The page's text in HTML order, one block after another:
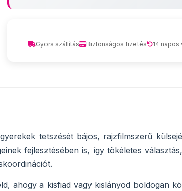
Gyors szállítás Biztonságos fizetés 14 napos
tetszését bájos, rajzfilmszerű
fejlesztésében is, így tökéletes
ahogy a kisfiad vagy kislányod boldogan